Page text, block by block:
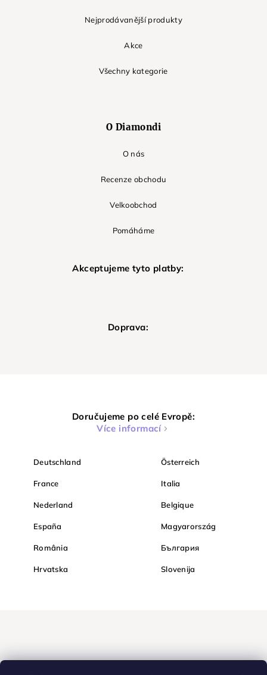
Nejprodávanější produkty
Akce
Všechny kategorie
O Diamondi
O nás
Recenze obchodu
Velkoobchod
Pomáháme
Akceptujeme tyto platby:
Doprava:
Doručujeme po celé Evropě:
Více informací
Deutschland Österreich
France Italia
Nederland Belgique
España Magyarország
România България
Hrvatska Slovenija